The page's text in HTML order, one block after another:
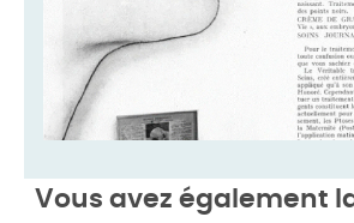
Vous avez également